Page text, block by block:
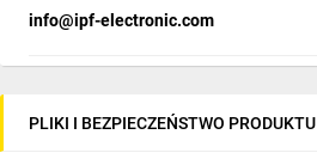
info@ipf-electronic.com
PLIKI I BEZPIECZEŃSTWO PRODUKTU